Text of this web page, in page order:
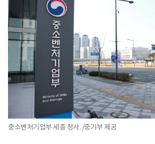
중소벤처기업부 세종 청사. /중기부 제공